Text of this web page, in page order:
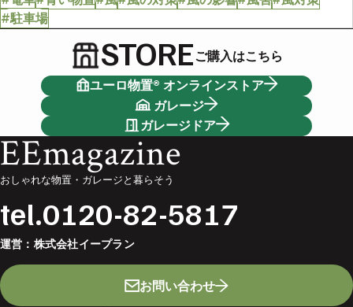
#駐車場
STOREご購入はこちら
ユーロ物置® オンラインストア
ガレージ
ガレージドア
EEmagazine
おしゃれな物置・ガレージと暮らそう
tel.0120-82-5817
運営： 株式会社イープラン
お問い合わせ